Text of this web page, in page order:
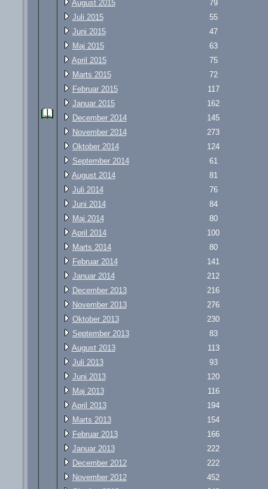
August 2015
79
Juli 2015
55
Juni 2015
47
Maj 2015
63
April 2015
75
Marts 2015
72
Februar 2015
117
Januar 2015
162
December 2014
145
November 2014
273
Oktober 2014
124
September 2014
61
August 2014
81
Juli 2014
76
Juni 2014
84
Maj 2014
80
April 2014
100
Marts 2014
80
Februar 2014
141
Januar 2014
212
December 2013
216
November 2013
276
Oktober 2013
230
September 2013
83
August 2013
113
Juli 2013
93
Juni 2013
120
Maj 2013
116
April 2013
194
Marts 2013
154
Februar 2013
166
Januar 2013
222
December 2012
222
November 2012
452